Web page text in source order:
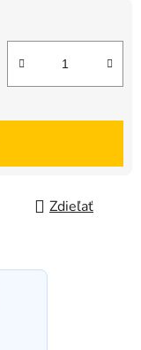
Zdieľať